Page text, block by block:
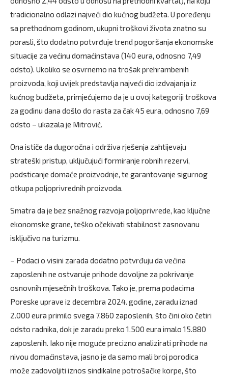
tradicionalno odlazi najveći dio kućnog budžeta. U poređenju
sa prethodnom godinom, ukupni troškovi života znatno su
porasli, što dodatno potvrđuje trend pogoršanja ekonomske
situacije za većinu domaćinstava (140 eura, odnosno 7,49
odsto). Ukoliko se osvrnemo na trošak prehrambenih
proizvoda, koji uvijek predstavlja najveći dio izdvajanja iz
kućnog budžeta, primjećujemo da je u ovoj kategoriji troškova
za godinu dana došlo do rasta za čak 45 eura, odnosno 7,69
odsto – ukazala je Mitrović.
Ona ističe da dugoročna i održiva rješenja zahtijevaju
strateški pristup, uključujući formiranje robnih rezervi,
podsticanje domaće proizvodnje, te garantovanje sigurnog
otkupa poljoprivrednih proizvoda.
Smatra da je bez snažnog razvoja poljoprivrede, kao ključne
ekonomske grane, teško očekivati stabilnost zasnovanu
isključivo na turizmu.
– Podaci o visini zarada dodatno potvrđuju da većina
zaposlenih ne ostvaruje prihode dovoljne za pokrivanje
osnovnih mjesečnih troškova. Tako je, prema podacima
Poreske uprave iz decembra 2024. godine, zaradu iznad
2.000 eura primilo svega 7.860 zaposlenih, što čini oko četiri
odsto radnika, dok je zaradu preko 1.500 eura imalo 15.880
zaposlenih. Iako nije moguće precizno analizirati prihode na
nivou domaćinstava, jasno je da samo mali broj porodica
može zadovoljiti iznos sindikalne potrošačke korpe, što